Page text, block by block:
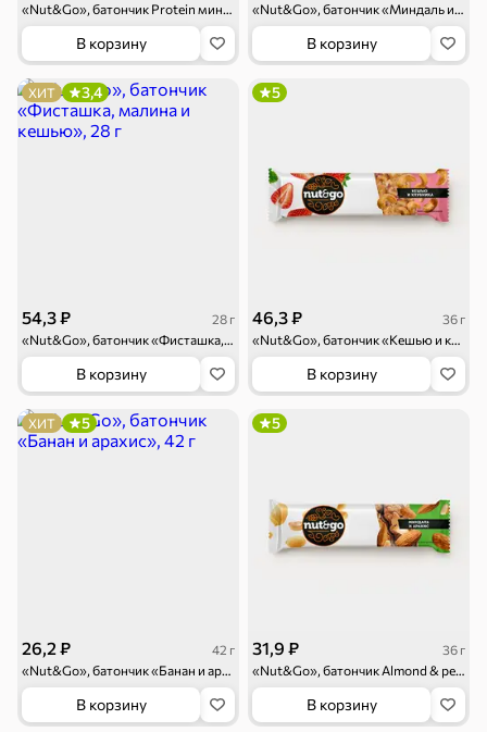
«Nut&Go», батончик Protein миндаль и арахис, 36 г
В корзину
«Nut&Go», батончик «Миндаль и клюква», 36 г
В корзину
54,3 ₽
28 г
«Nut&Go», батончик «Фисташка, малина и кешью», 28 г
ХИТ 3,4
В корзину
46,3 ₽
36 г
«Nut&Go», батончик «Кешью и клубника», 36 г
5
В корзину
26,2 ₽
42 г
«Nut&Go», батончик «Банан и арахис», 42 г
ХИТ 5
В корзину
31,9 ₽
36 г
«Nut&Go», батончик Almond & peanut, 36 г
5
В корзину